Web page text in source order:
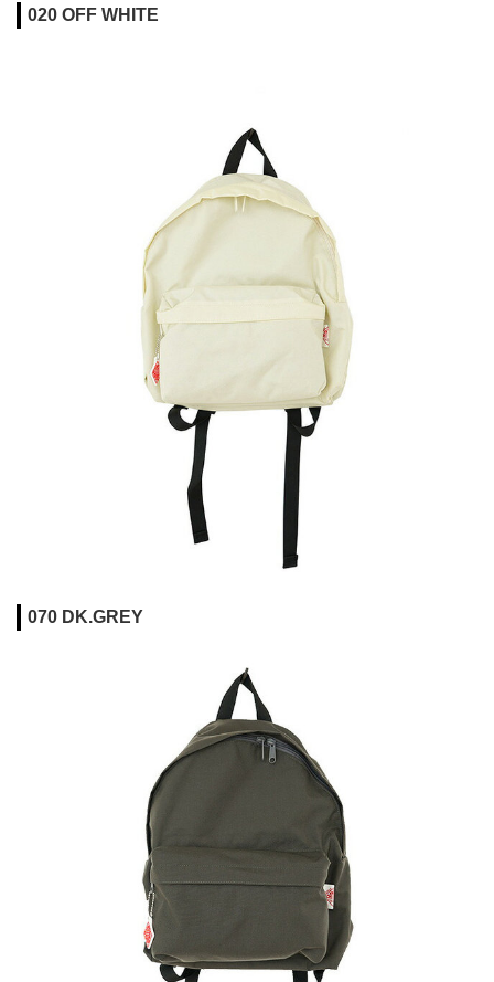
020 OFF WHITE
070 DK.GREY